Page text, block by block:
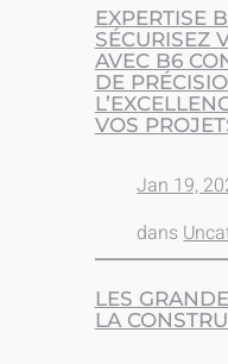
EXPERTISE
SÉCURISEZ
AVEC B6
DE
VOS
Jan 19,
dans
LES
LA